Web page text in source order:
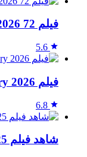
فيلم 72 Hours 2026 مترجم مباشرة HD
5.6
فيلم A Toxic Love Story 2026 مترجم HD
6.8
شاهد فيلم The Memory Keeper 2025 مترجم HD